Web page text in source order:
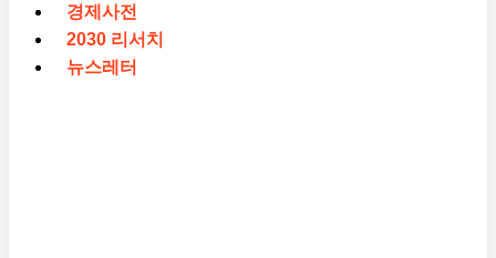
경제사전
2030 리서치
뉴스레터